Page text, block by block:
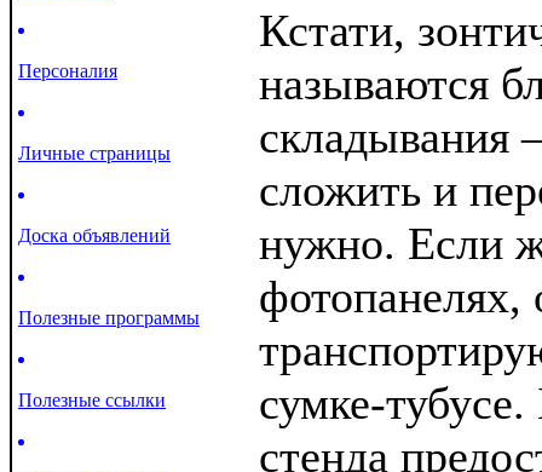
Персоналия
Личные страницы
Доска объявлений
Полезные программы
Полезные ссылки
Кстати,
называются
складывания
сложить и
нужно. Если
фотопанелях,
сумке-
стенда